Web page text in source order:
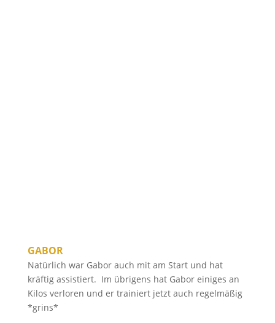
GABOR
Natürlich war Gabor auch mit am Start und hat
kräftig assistiert. Im übrigens hat Gabor einiges an
Kilos verloren und er trainiert jetzt auch regelmäßig
*grins*